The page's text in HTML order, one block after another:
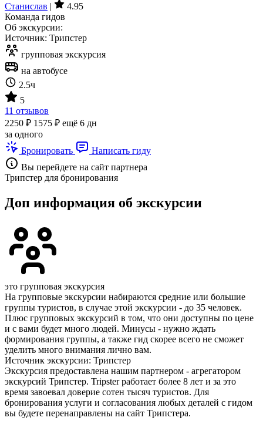
Станислав |
4.95
Команда гидов
Об экскурсии:
Источник: Трипстер
групповая экскурсия
на автобусе
2.5ч
5
11 отзывов
2250 ₽ 1575 ₽ ещё 6 дн
за одного
Бронировать
Написать гиду
Вы перейдете на сайт партнера
Трипстер для бронирования
Доп информация об экскурсии
это групповая экскурсия
На групповые экскурсии набираются средние или большие
группы туристов, в случае этой экскурсии - до 35 человек.
Плюс групповых экскурсий в том, что они доступны по цене
и с вами будет много людей. Минусы - нужно ждать
формирования группы, а также гид скорее всего не сможет
уделить много внимания лично вам.
Источник экскурсии: Трипстер
Экскурсия предоставлена нашим партнером - агрегатором
экскурсий Трипстер. Tripster работает более 8 лет и за это
время завоевал доверие сотен тысяч туристов. Для
бронирования услуги и согласования любых деталей с гидом
вы будете перенаправлены на сайт Трипстера.